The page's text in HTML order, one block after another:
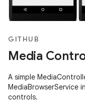
GITHUB
Media
A simple
MediaBrowserService
controls.